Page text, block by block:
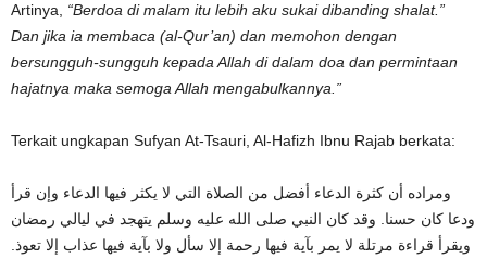
Artinya, “Berdoa di malam itu lebih aku sukai dibanding shalat.”
Dan jika ia membaca (al-Qur’an) dan memohon dengan
bersungguh-sungguh kepada Allah di dalam doa dan permintaan
hajatnya maka semoga Allah mengabulkannya.”
Terkait ungkapan Sufyan At-Tsauri, Al-Hafizh Ibnu Rajab berkata:
ومراده أن كثرة الدعاء أفضل من الصلاة التي لا يكثر فيها الدعاء وإن قرأ
ودعا كان حسنا. وقد كان النبي صلى الله عليه وسلم يتهجد في ليالي رمضان
ويقرأ قراءة مرتلة لا يمر بآية فيها رحمة إلا سأل ولا بآية فيها عذاب إلا تعوذ.